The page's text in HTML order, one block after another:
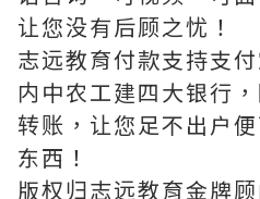
让您没有后顾之忧！
志远教育付款支持支
内中农工建四大银行
转账，让您足不出户
东西！
版权归志远教育金牌